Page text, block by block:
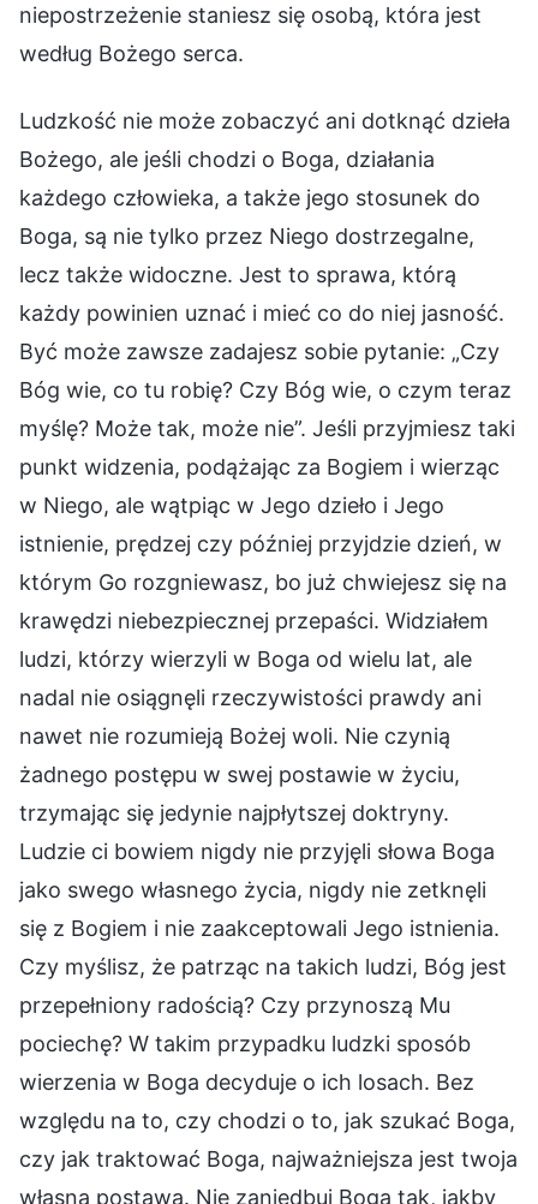
niepostrzeżenie staniesz się osobą, która jest
według Bożego serca.
Ludzkość nie może zobaczyć ani dotknąć dzieła
Bożego, ale jeśli chodzi o Boga, działania
każdego człowieka, a także jego stosunek do
Boga, są nie tylko przez Niego dostrzegalne,
lecz także widoczne. Jest to sprawa, którą
każdy powinien uznać i mieć co do niej jasność.
Być może zawsze zadajesz sobie pytanie: „Czy
Bóg wie, co tu robię? Czy Bóg wie, o czym teraz
myślę? Może tak, może nie”. Jeśli przyjmiesz taki
punkt widzenia, podążając za Bogiem i wierząc
w Niego, ale wątpiąc w Jego dzieło i Jego
istnienie, prędzej czy później przyjdzie dzień, w
którym Go rozgniewasz, bo już chwiejesz się na
krawędzi niebezpiecznej przepaści. Widziałem
ludzi, którzy wierzyli w Boga od wielu lat, ale
nadal nie osiągnęli rzeczywistości prawdy ani
nawet nie rozumieją Bożej woli. Nie czynią
żadnego postępu w swej postawie w życiu,
trzymając się jedynie najpłytszej doktryny.
Ludzie ci bowiem nigdy nie przyjęli słowa Boga
jako swego własnego życia, nigdy nie zetknęli
się z Bogiem i nie zaakceptowali Jego istnienia.
Czy myślisz, że patrząc na takich ludzi, Bóg jest
przepełniony radością? Czy przynoszą Mu
pociechę? W takim przypadku ludzki sposób
wierzenia w Boga decyduje o ich losach. Bez
względu na to, czy chodzi o to, jak szukać Boga,
czy jak traktować Boga, najważniejsza jest twoja
własna postawa. Nie zaniedbuj Boga tak, jakby